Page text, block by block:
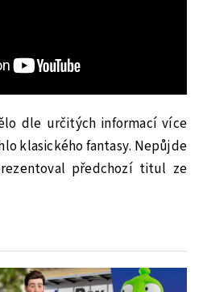
dle určitých informací více
klasického fantasy. Nepůjde
předchozí titul ze